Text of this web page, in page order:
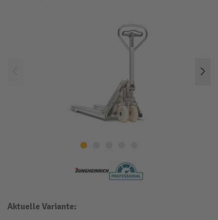
Aktuelle Variante: